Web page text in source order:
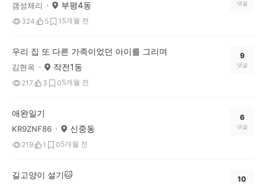
갬성체리 부평4동
324 5 1 5개월 전
댓글
우리 집 또 다른 가족이었던 아이를 그리며
김현옥 작전1동
217 3 05개월 전
9
댓글
애완일기
KR9ZNF86 신중동
219 1 05개월 전
6
댓글
길고양이 설기🐱 10